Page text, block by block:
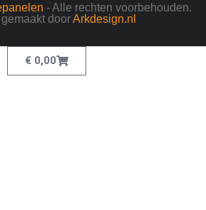
- Alle rechten voorbehouden.
doorArkdesign.nl
€0,00